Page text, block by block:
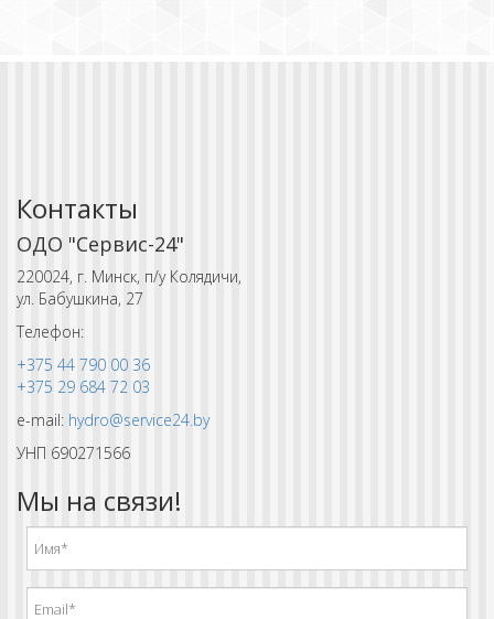
Контакты
ОДО "Сервис-24"
220024, г. Минск, п/у Колядичи,
ул. Бабушкина, 27
Телефон:
+375 44 790 00 36
+375 29 684 72 03
e-mail: hydro@service24.by
УНП 690271566
Мы на связи!